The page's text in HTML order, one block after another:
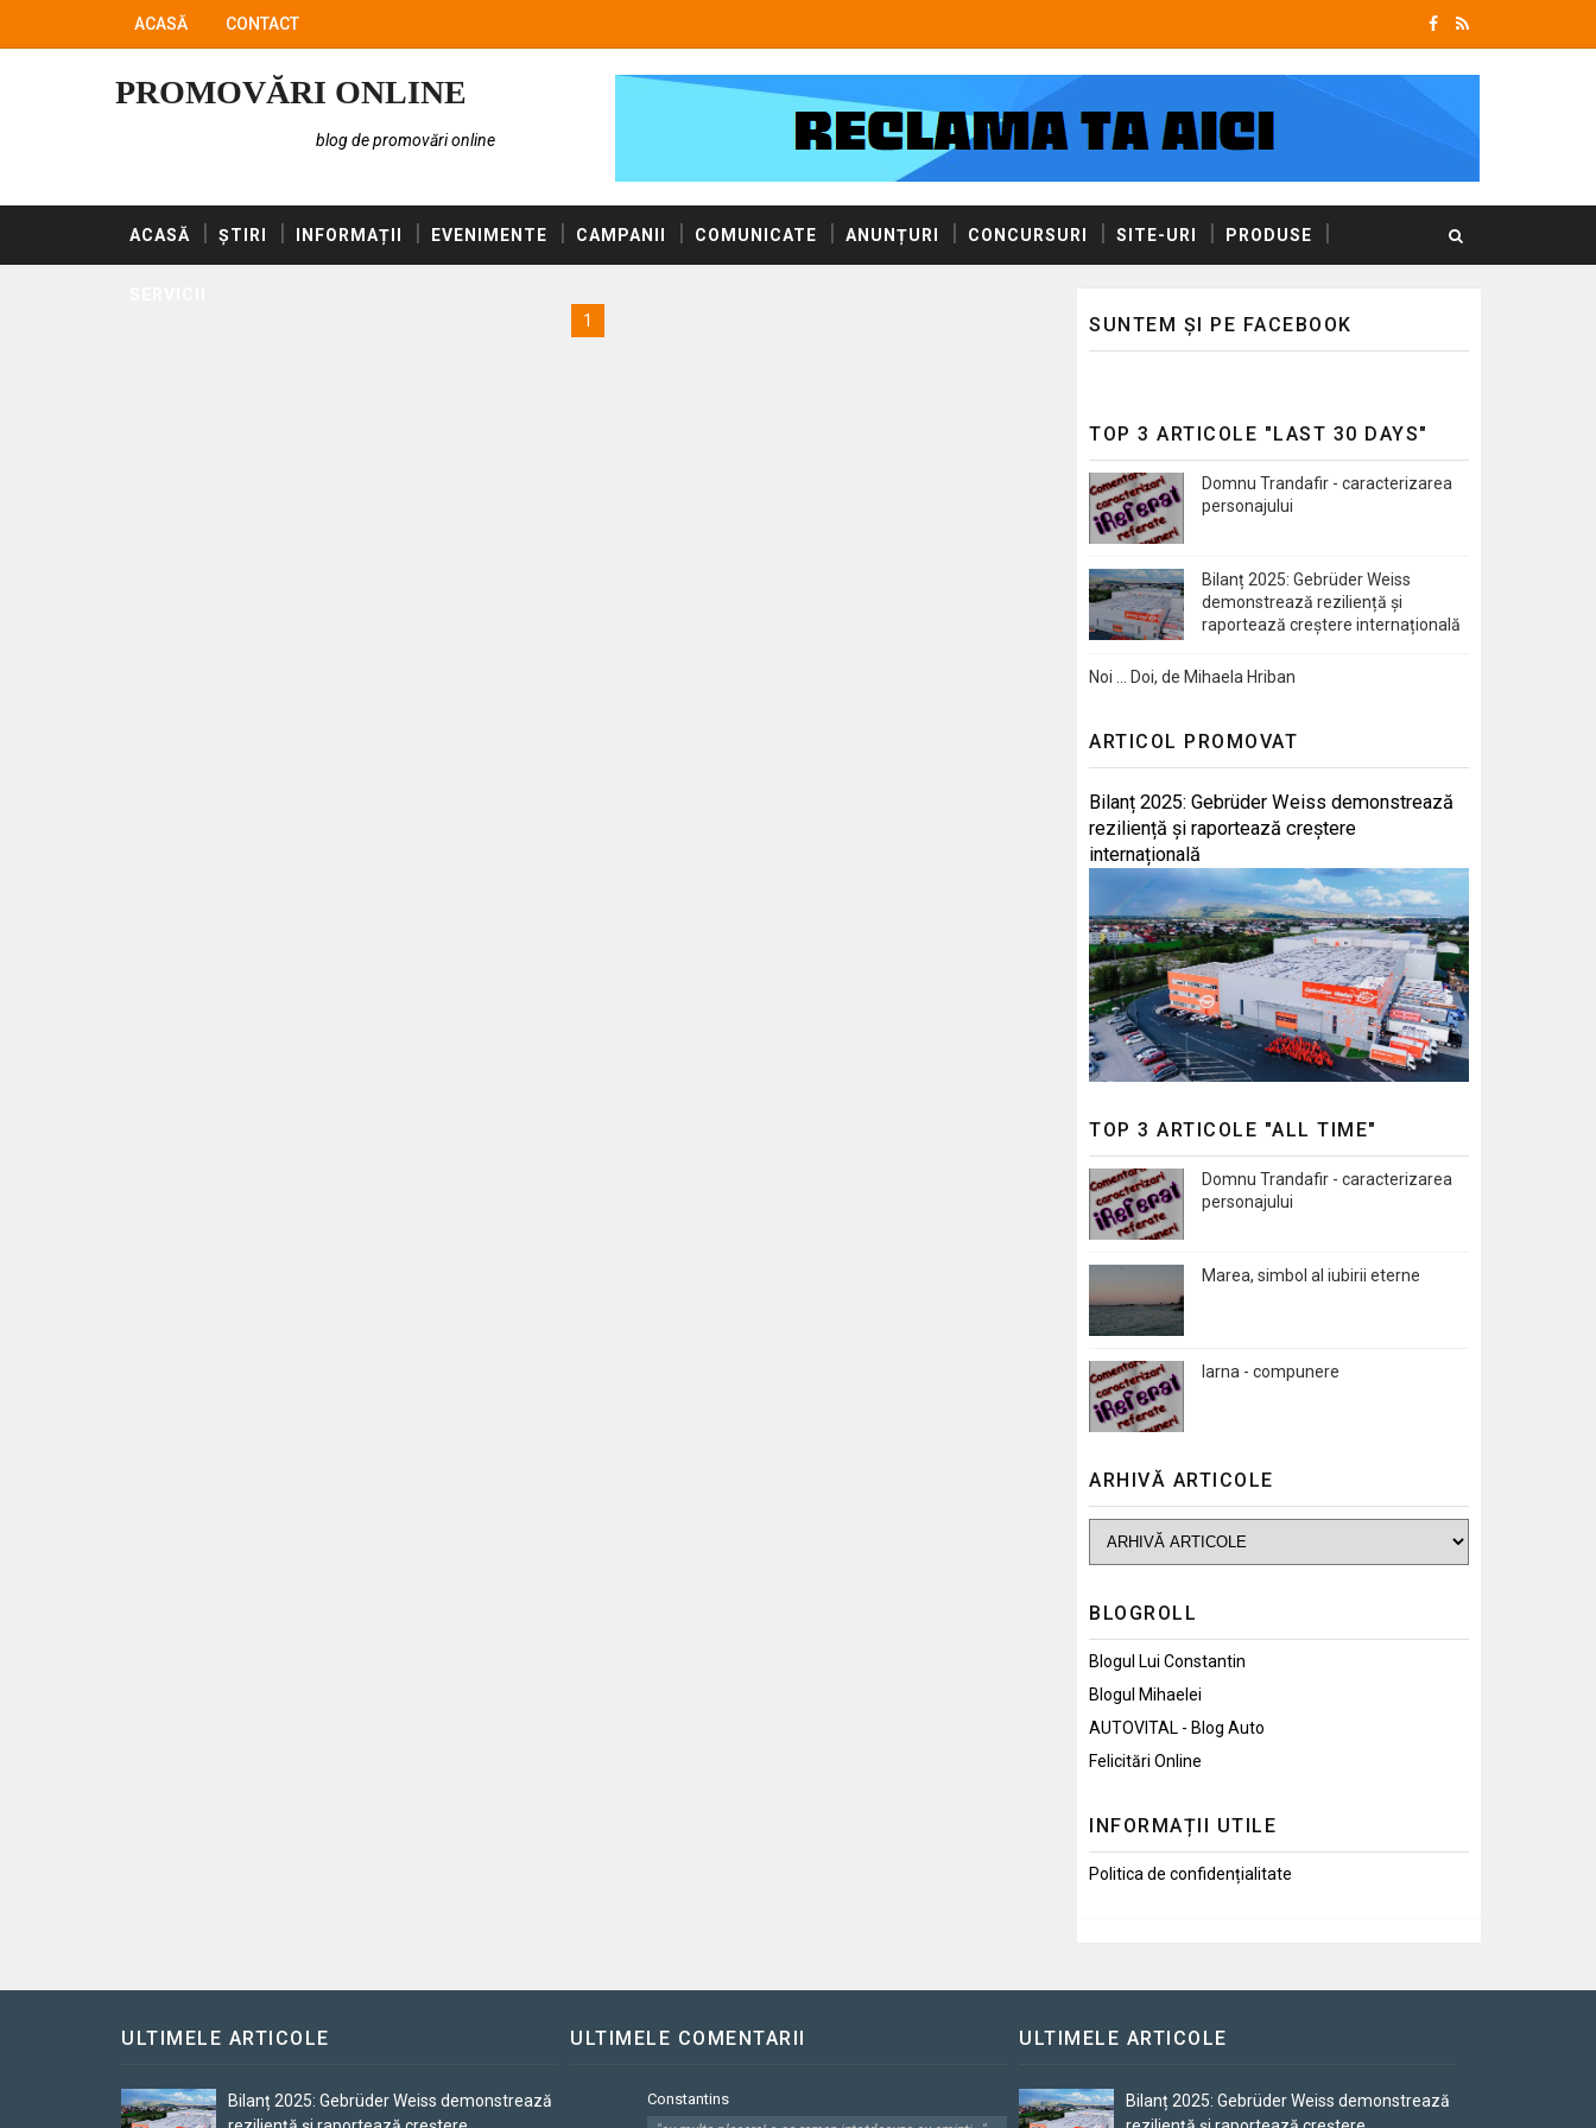
ACASĂ CONTACT
PROMOVĂRI ONLINE
blog de promovări online
ACASĂ ȘTIRI INFORMAȚII EVENIMENTE CAMPANII COMUNICATE ANUNȚURI CONCURSURI SITE-URI PRODUSE
1
SUNTEM ȘI PE FACEBOOK
TOP 3 ARTICOLE "LAST 30 DAYS"
Domnu Trandafir - caracterizarea
personajului
Bilanț 2025: Gebrüder Weiss
demonstrează reziliență și
raportează creștere internațională
Noi … Doi, de Mihaela Hriban
ARTICOL PROMOVAT
Bilanț 2025: Gebrüder Weiss demonstrează
reziliență și raportează creștere
internațională
TOP 3 ARTICOLE "ALL TIME"
Domnu Trandafir - caracterizarea
personajului
Marea, simbol al iubirii eterne
Iarna - compunere
ARHIVĂ ARTICOLE
BLOGROLL
Blogul Lui Constantin
Blogul Mihaelei
AUTOVITAL - Blog Auto
Felicitări Online
INFORMAȚII UTILE
Politica de confidențialitate
ULTIMELE ARTICOLE
Bilanț 2025: Gebrüder Weiss demonstrează
ULTIMELE COMENTARII
Constantins
ULTIMELE ARTICOLE
Bilanț 2025: Gebrüder Weiss demonstrează